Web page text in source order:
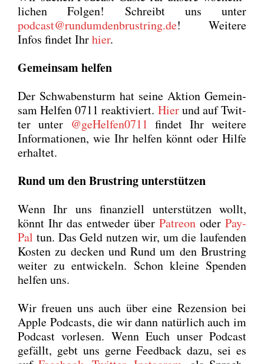
li­chen Fol­gen! Schreibt uns unter
podcast@rundumdenbrustring.de! Wei­te­re
Infos fin­det Ihrhier.
Gemein­sam hel­fen
Der Schwa­ben­sturm hat sei­ne Akti­on Gemein­
sam Hel­fen 0711 reak­ti­viert. Hierund auf Twit­
ter unter @geHelfen0711 fin­det Ihr wei­te­re
Infor­ma­tio­nen, wie Ihr hel­fen könnt oder Hil­fe
erhal­tet.
Rund um den Brust­ring unter­stüt­zen
Wenn Ihr uns finan­zi­ell unter­stüt­zen wollt,
könnt Ihr das ent­we­der über Patre­on oder Pay­
Pal tun. Das Geld nut­zen wir, um die lau­fen­den
Kos­ten zu decken und Rund um den Brust­ring
wei­ter zu ent­wi­ckeln. Schon klei­ne Spen­den
hel­fen uns.
Wir freu­en uns auch über eine Rezen­si­on bei
Apple Pod­casts, die wir dann natür­lich auch im
Pod­cast vor­le­sen. Wenn Euch unser Pod­cast
gefällt, gebt uns ger­ne Feed­back dazu, sei es